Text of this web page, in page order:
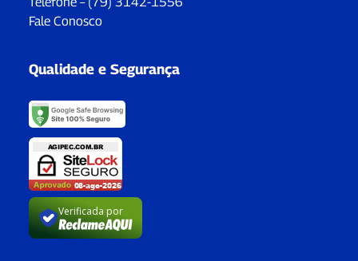
Fale Conosco
Qualidade e Segurança
Verificada por